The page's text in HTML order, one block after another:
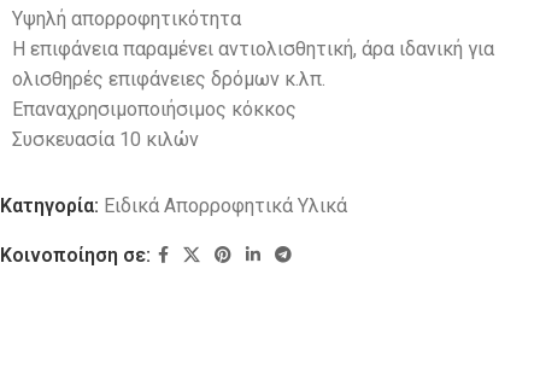
Υψηλή απορροφητικότητα
Η επιφάνεια παραμένει αντιολισθητική, άρα ιδανική για
ολισθηρές επιφάνειες δρόμων κ.λπ.
Επαναχρησιμοποιήσιμος κόκκος
Συσκευασία 10 κιλών
Κατηγορία: Ειδικά Απορροφητικά Υλικά
Κοινοποίηση σε: